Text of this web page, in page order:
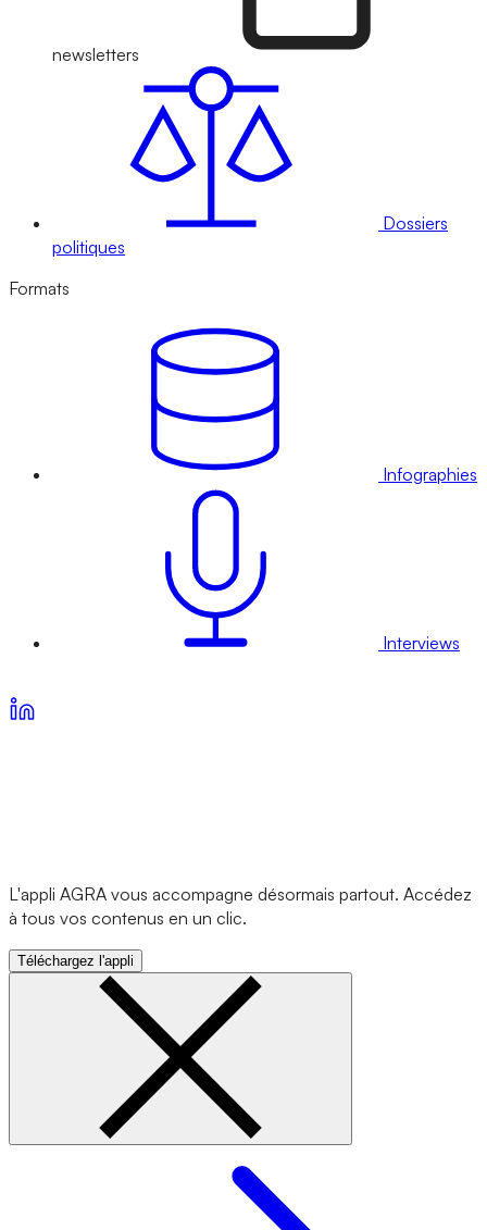
newsletters
Dossiers
politiques
Formats
Infographies
Interviews
L'appli AGRA vous accompagne désormais partout. Accédez
à tous vos contenus en un clic.
Téléchargez l'appli